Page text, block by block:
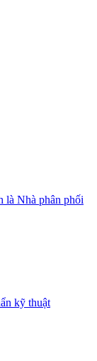
Nhà phân phối
kỹ thuật